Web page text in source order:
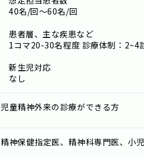
40名/回～60名/回
患者層、主な疾患など
1コマ20-30名程度 診療体制：2~4
新生児対応
なし
児童精神外来の診療ができる方
精神保健指定医、精神科専門医、小